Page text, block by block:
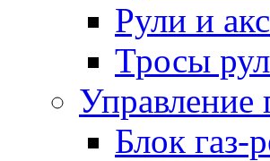
Рули и
Тросы
Управление
Блок газ-